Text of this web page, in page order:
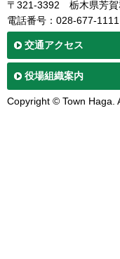
〒321-3392
栃木県芳
電話番号：028-677-1111
交通アクセス
役場組織案内
Copyright © Town Haga.